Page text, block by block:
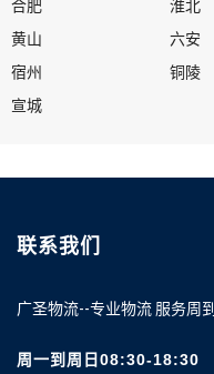
合肥
淮北
黄山
六安
宿州
铜陵
宣城
联系我们
广圣物流--专业物流 服务周到
周一到周日08:30-18:30